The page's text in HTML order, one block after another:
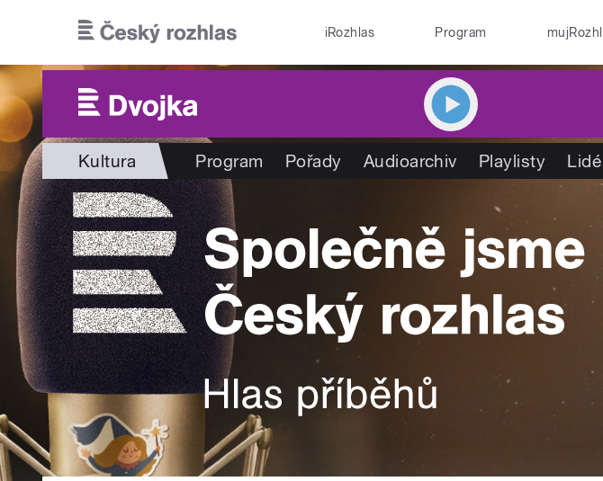
iRozhlas Program
Kultura Program Pořady Audioarchiv Playlisty Lidé